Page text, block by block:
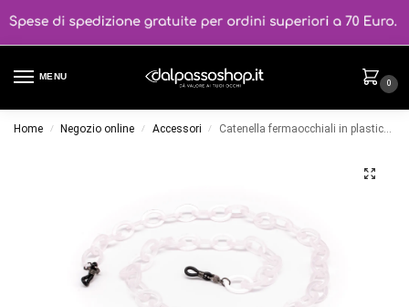
MENU
0
Home / Negozio online / Accessori / Catenella fermaocchiali in plastica col. Rosa perlato